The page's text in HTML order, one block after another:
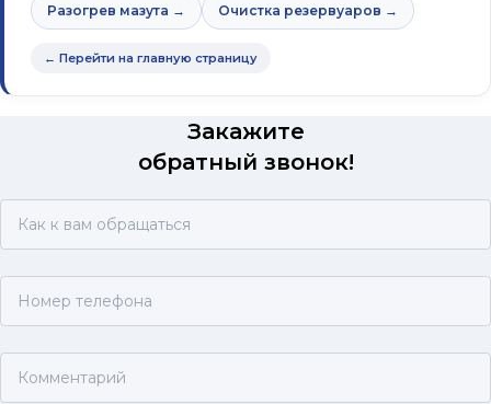
Разогрев мазута → Очистка резервуаров →
← Перейти на главную страницу
Закажите
обратный звонок!